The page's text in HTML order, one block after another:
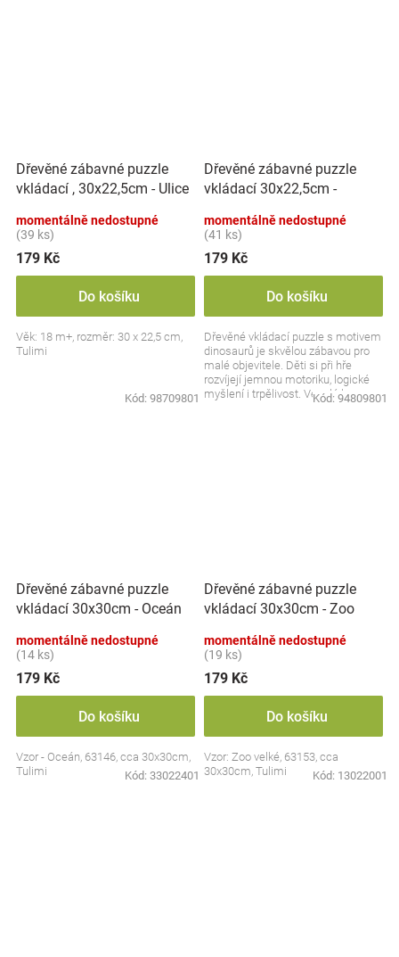
Dřevěné zábavné puzzle
vkládací , 30x22,5cm - Ulice
momentálně nedostupné
(39 ks)
179 Kč
Do košíku
Věk: 18 m+, rozměr: 30 x 22,5 cm,
Tulimi
Kód: 98709801
Dřevěné zábavné puzzle
vkládací 30x22,5cm -
momentálně nedostupné
(41 ks)
179 Kč
Do košíku
Dřevěné vkládací puzzle s motivem
dinosaurů je skvělou zábavou pro
malé objevitele. Děti si při hře
rozvíjejí jemnou motoriku, logické
myšlení i trpělivost. Veselé barvy a
Kód: 94809801
Dřevěné zábavné puzzle
vkládací 30x30cm - Oceán
momentálně nedostupné
(14 ks)
179 Kč
Do košíku
Vzor - Oceán, 63146, cca 30x30cm,
Tulimi
Kód: 33022401
Dřevěné zábavné puzzle
vkládací 30x30cm - Zoo
momentálně nedostupné
(19 ks)
179 Kč
Do košíku
Vzor: Zoo velké, 63153, cca
30x30cm, Tulimi
Kód: 13022001